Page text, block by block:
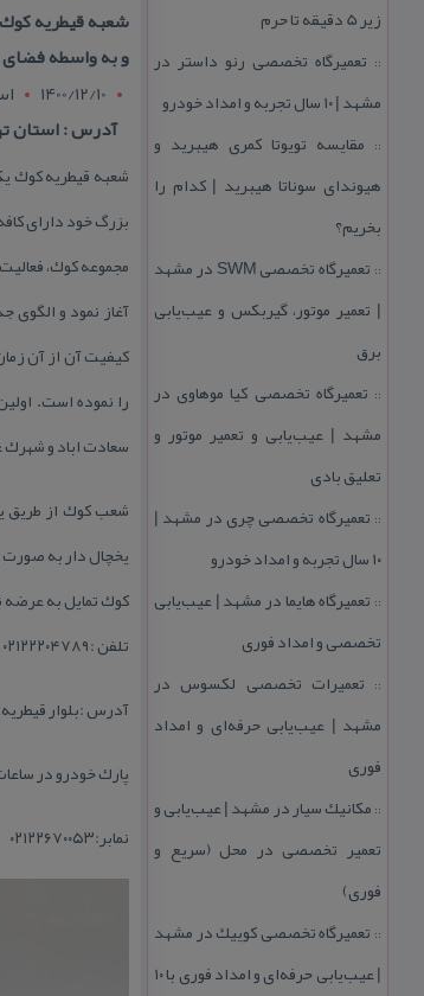
زیر 5 دقیقه تا حرم
:: تعمیرگاه تخصصی رنو داستر در
مشهد | ۱۰ سال تجربه و امداد خودرو
:: مقایسه تویوتا كمری هیبرید و
هیوندای سوناتا هیبرید | كدام را
بخریم؟
::
تعمیرگاه تخصصی SWM در مشهد
| تعمیر موتور، گیربكس و عیب‌یابی
برق
:: تعمیرگاه تخصصی كیا موهاوی در
مشهد | عیب‌یابی و تعمیر موتور و
تعلیق بادی
:: تعمیرگاه تخصصی چری در مشهد |
۱۰ سال تجربه و امداد خودرو
:: تعمیرگاه هایما در مشهد | عیب‌یابی
تخصصی و امداد فوری
:: تعمیرات تخصصی لكسوس در
مشهد | عیب‌یابی حرفه‌ای و امداد
فوری
:: مكانیك سیار در مشهد | عیب‌یابی و
تعمیر تخصصی در محل (سریع و
فوری)
:: تعمیرگاه تخصصی كوییك در مشهد
| عیب‌یابی حرفه‌ای و امداد فوری با ۱۰
شعبه قیطریه
و به واسطه فضای
1400/12/10
آدرس : استان
شعبه قیطریه كوك
بزرگ خود دارای
آغاز نمود و
كیفیت آن از آن
سعادت اباد و
شعب كوك از طریق
یخچال دار به
كوك تمایل به
تلفن :۰۲۱۲۲۲۰۴۷۸۹
آدرس :بلوار
پارك خودرو در
نمابر:۰۲۱۲۲۶۷۰۰۵۳